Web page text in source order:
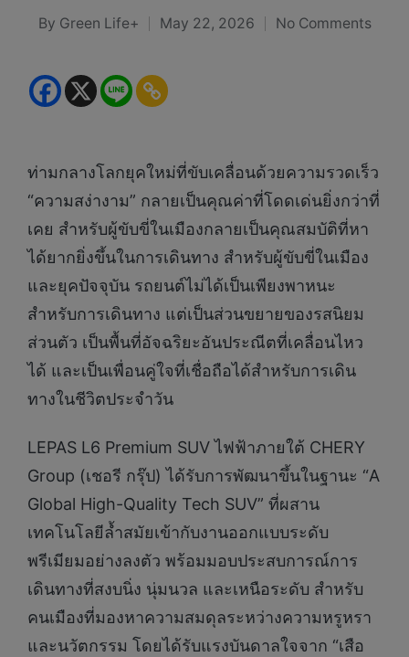
Posted
By Green Life+ May 22, 2026 No Comments
ท่ามกลางโลกยุคใหม่ที่ขับเคลื่อนด้วยความรวดเร็ว
“ความสง่างาม” กลายเป็นคุณค่าที่โดดเด่นยิ่งกว่าที่
เคย สำหรับผู้ขับขี่ในเมืองกลายเป็นคุณสมบัติที่หา
ได้ยากยิ่งขึ้นในการเดินทาง สำหรับผู้ขับขี่ในเมือง
และยุคปัจจุบัน รถยนต์ไม่ได้เป็นเพียงพาหนะ
สำหรับการเดินทาง แต่เป็นส่วนขยายของรสนิยม
ส่วนตัว เป็นพื้นที่อัจฉริยะอันประณีตที่เคลื่อนไหว
ได้ และเป็นเพื่อนคู่ใจที่เชื่อถือได้สำหรับการเดิน
ทางในชีวิตประจำวัน
LEPAS L6 Premium SUV ไฟฟ้าภายใต้ CHERY
Group (เชอรี กรุ๊ป) ได้รับการพัฒนาขึ้นในฐานะ “A
Global High-Quality Tech SUV” ที่ผสาน
เทคโนโลยีล้ำสมัยเข้ากับงานออกแบบระดับ
พรีเมียมอย่างลงตัว พร้อมมอบประสบการณ์การ
เดินทางที่สงบนิ่ง นุ่มนวล และเหนือระดับ สำหรับ
คนเมืองที่มองหาความสมดุลระหว่างความหรูหรา
และนวัตกรรม โดยได้รับแรงบันดาลใจจาก “เสือ